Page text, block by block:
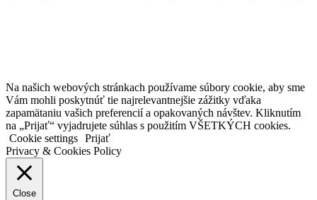
Na našich webových stránkach používame súbory cookie, aby sme
Vám mohli poskytnúť tie najrelevantnejšie zážitky vďaka
zapamätaniu vašich preferencií a opakovaných návštev. Kliknutím
na „Prijať“ vyjadrujete súhlas s použitím VŠETKÝCH cookies.
Cookie settings Prijať
Privacy & Cookies Policy
Close